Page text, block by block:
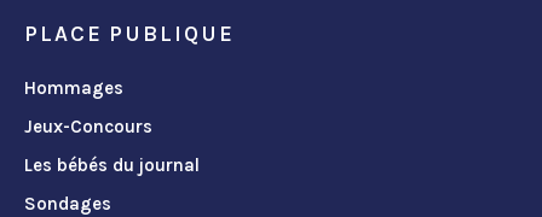
PLACE PUBLIQUE
Hommages
Jeux-Concours
Les bébés du journal
Sondages